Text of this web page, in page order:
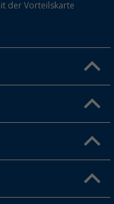
der Vorteilskarte